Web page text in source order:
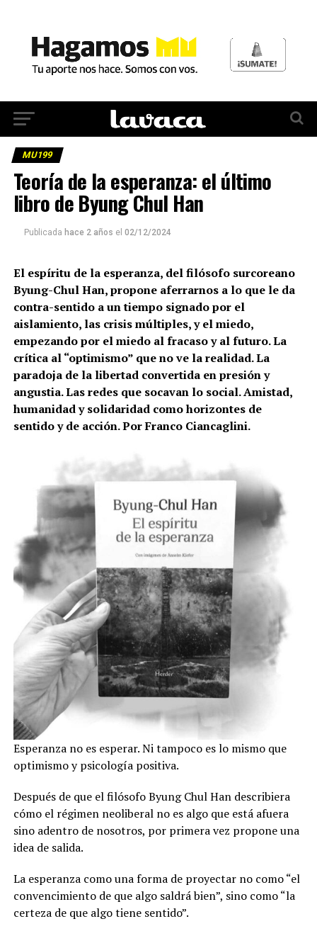
MU199
Teoría de la esperanza: el último
libro de Byung Chul Han
Publicada hace 2 años el 02/12/2024
El espíritu de la esperanza, del filósofo surcoreano
Byung-Chul Han, propone aferrarnos a lo que le da
contra-sentido a un tiempo signado por el
aislamiento, las crisis múltiples, y el miedo,
empezando por el miedo al fracaso y al futuro. La
crítica al “optimismo” que no ve la realidad. La
paradoja de la libertad convertida en presión y
angustia. Las redes que socavan lo social. Amistad,
humanidad y solidaridad como horizontes de
sentido y de acción. Por Franco Ciancaglini.
Esperanza no es esperar. Ni tampoco es lo mismo que
optimismo y psicología positiva.
Después de que el filósofo Byung Chul Han describiera
cómo el régimen neoliberal no es algo que está afuera
sino adentro de nosotros, por primera vez propone una
idea de salida.
La esperanza como una forma de proyectar no como “el
convencimiento de que algo saldrá bien”, sino como “la
certeza de que algo tiene sentido”.